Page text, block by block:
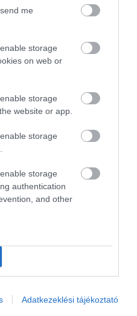
me
storage
on web or
storage
website or app.
storage
storage
authentication
and other
Adatkezeklési tájékoztató
nagyon könnyű, mert
ugrik a felszabaduló
ebben a
Monte-Carlo, ha a
mellett hazánk az
megszakítás nélkül
a száguldó cirkusz
sztárvendégeit.
meg kell becsülnünk,
sikerült ilyen
kivívnunk
terén.
mindaddig, ameddig
hozadéka